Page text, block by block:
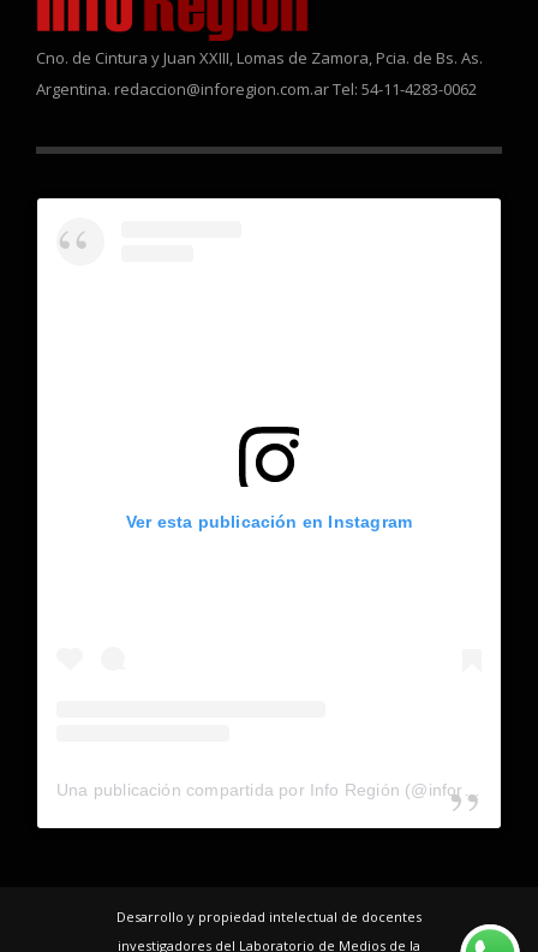
Cno. de Cintura y Juan XXIII, Lomas de Zamora, Pcia. de Bs. As.
Argentina. redaccion@inforegion.com.ar Tel: 54-11-4283-0062
Ver esta publicación en Instagram
Desarrollo y propiedad intelectual de docentes
investigadores del Laboratorio de Medios de la